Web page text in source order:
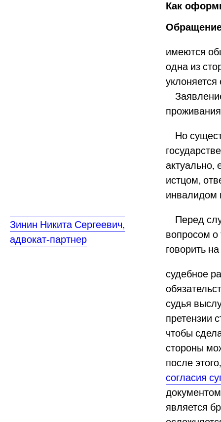
Зинин Никита Сергеевич,
адвокат-партнер
Как
имеются
одна из
Но
актуально,
истцом,
инвалидом
Перед
вопросом о
говорить
судебное
судья
претензии
чтобы
стороны
после
согласия
является